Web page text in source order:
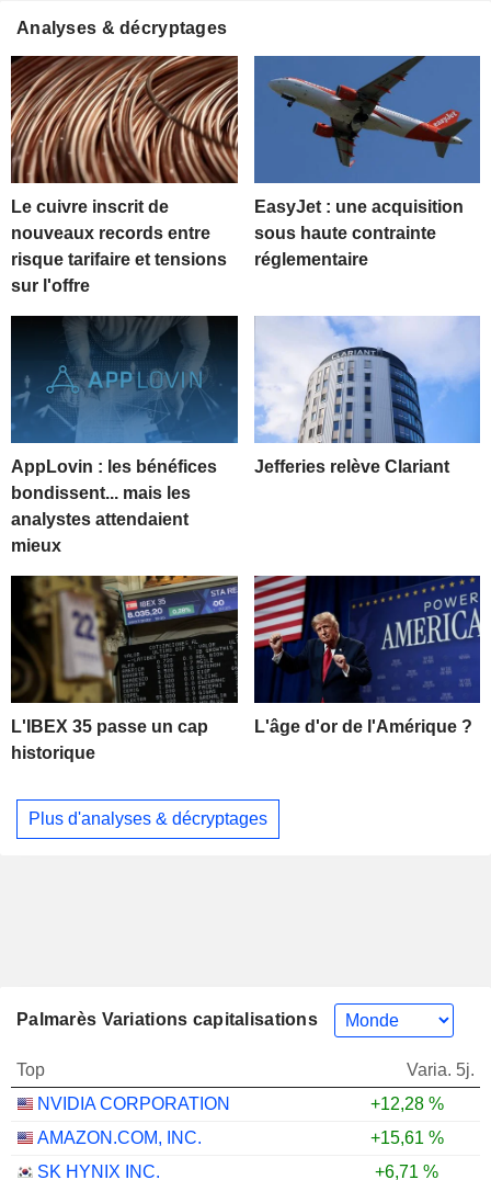
Analyses & décryptages
Le cuivre inscrit de
nouveaux records entre
risque tarifaire et tensions
sur l'offre
EasyJet : une acquisition
sous haute contrainte
réglementaire
AppLovin : les bénéfices
bondissent... mais les
analystes attendaient
mieux
Jefferies relève Clariant
L'IBEX 35 passe un cap
historique
L'âge d'or de l'Amérique ?
Plus d'analyses & décryptages
Palmarès Variations capitalisations
Top
Varia. 5j.
NVIDIA CORPORATION
+12,28 %
AMAZON.COM, INC.
+15,61 %
SK HYNIX INC.
+6,71 %